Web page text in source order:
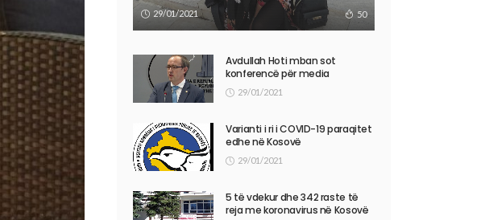
29/01/2021 50
Avdullah Hoti mban sot
konferencë për media
29/01/2021
Varianti i ri i COVID-19 paraqitet
edhe në Kosovë
29/01/2021
5 të vdekur dhe 342 raste të
reja me koronavirus në Kosovë